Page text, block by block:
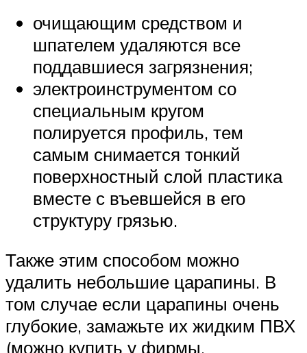
очищающим средством и
шпателем удаляются все
поддавшиеся загрязнения;
электроинструментом со
специальным кругом
полируется профиль, тем
самым снимается тонкий
поверхностный слой пластика
вместе с въевшейся в его
структуру грязью.
Также этим способом можно
удалить небольшие царапины. В
том случае если царапины очень
глубокие, замажьте их жидким ПВХ
(можно купить у фирмы,